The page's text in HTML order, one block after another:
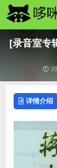
[录音室专
详情介绍